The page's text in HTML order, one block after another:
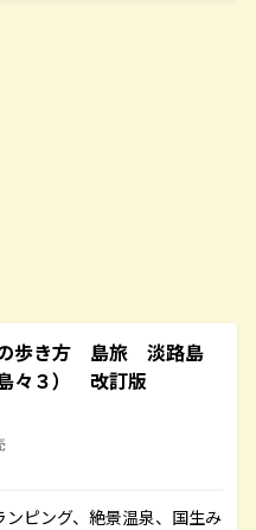
歩き方 島旅 淡路島
島々３） 改訂版
ピング、絶景温泉、国生み